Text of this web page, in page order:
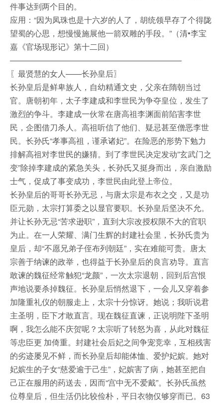
件事达到两个目的。
应用：“因为凤珠也是十六岁的人了，胡统领早存了个得陇
望蜀的心思，想慢慢施展他一箭双雕的手段。”（清•李宝
嘉《官场现形记》第十二回）
—————————————————————–
〖最贤慧的女人——长孙皇后〗
长孙皇后是鲜卑族人，自幼精通文史，父亲在隋朝当过
官。唐朝初年，太子李建成和李世民为争夺皇位，发生了
激烈的争斗。李建成一伙常在唐高祖李渊面前陷害李世
民，企图借刀杀人。高祖听信了他们、疑忌甚至僧恶李世
民。长孙氏“孝事高祖，谨承诸妃”。在险恶的形势下勉力
排解高祖对李世民的嫌猜。到了李世民决定发动”玄武门之
变”除掉李建成的紧急关头，长孙氏又挺身而出，亲自激励
士气，促成了事变成功，李世民由此登上帝位。
长孙皇后的哥哥长孙无忌，与唐太宗是布衣之交，又是功
臣元勋，太宗打算委之以显官要职。长孙皇后坚决不允。
并让长孙无忌“苦求逊职”，直到大宗改授权限不大的官职
为止。在一人荣耀、满门生辉的封建社会里，长孙氏贵为
皇后，却“不愿兄弟子侄布列朝廷”，实在难能可贵。唐太
宗善于纳谏的政举，也得益于长孙皇后的良言劝导。直言
敢谏的魏征经常触犯“龙颜”，一次太宗退朝，回到后宫恨
声地说要杀掉魏征。长孙皇后悄然退下，一会儿又穿着参
加隆重礼仪的朝服走上，太宗十分惊讶。她说；我听说君
主圣明，臣下才敢直言。现在魏征直谏，正说明陛下圣明
啊，我怎么能不庆贺呢？太宗听了转怒为喜，从此对魏征
等忠臣更 加倚重。封建社会后妃之间争宠竞幸，互相残害
的劣迹屡见不鲜，而长孙皇后却能体恤、爱护妃嫔。她对
妃嫔生的子女“慈爱逾于己生”，妃嫔害了病，她甚至把自
己正在服用的药送去，因而“宫中无不爱戴”。长孙氏虽然
位尊皇后，但生活仍比较俭朴，平日衣物仅够穿而已。63